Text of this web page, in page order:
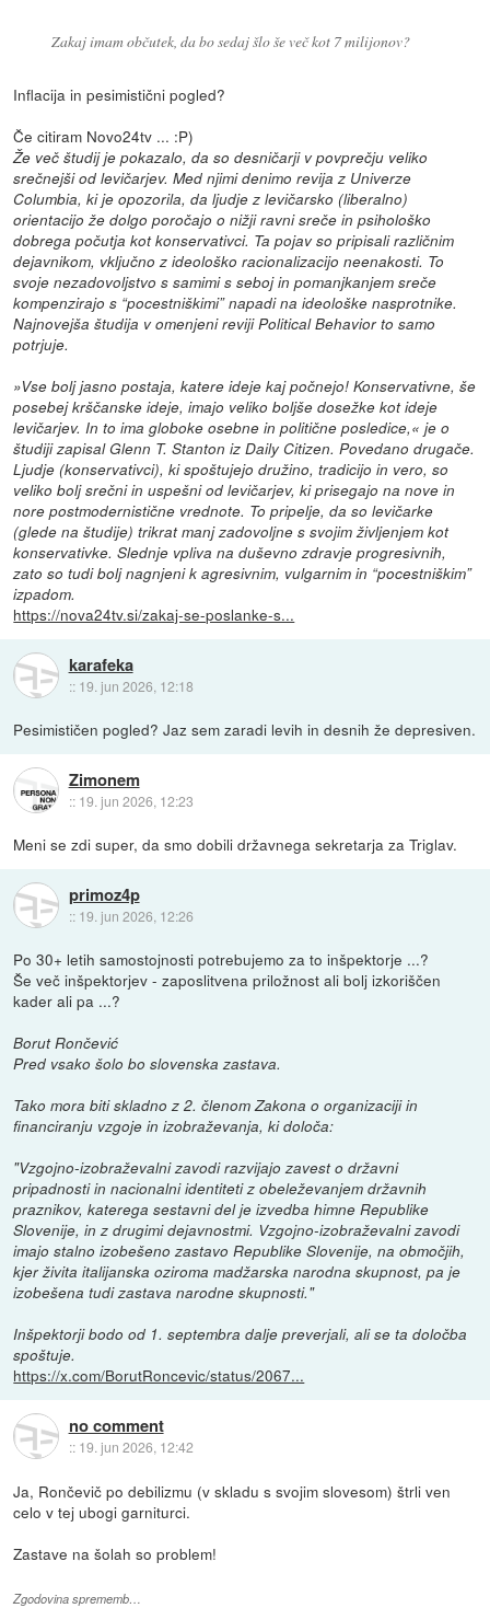
Zakaj imam občutek, da bo sedaj šlo še več kot 7 milijonov?
Inflacija in pesimistični pogled?
Če citiram Novo24tv ... :P)
Že več študij je pokazalo, da so desničarji v povprečju veliko
srečnejši od levičarjev. Med njimi denimo revija z Univerze
Columbia, ki je opozorila, da ljudje z levičarsko (liberalno)
orientacijo že dolgo poročajo o nižji ravni sreče in psihološko
dobrega počutja kot konservativci. Ta pojav so pripisali različnim
dejavnikom, vključno z ideološko racionalizacijo neenakosti. To
svoje nezadovoljstvo s samimi s seboj in pomanjkanjem sreče
kompenzirajo s “pocestniškimi” napadi na ideološke nasprotnike.
Najnovejša študija v omenjeni reviji Political Behavior to samo
potrjuje.
»Vse bolj jasno postaja, katere ideje kaj počnejo! Konservativne, še
posebej krščanske ideje, imajo veliko boljše dosežke kot ideje
levičarjev. In to ima globoke osebne in politične posledice,« je o
študiji zapisal Glenn T. Stanton iz Daily Citizen. Povedano drugače.
Ljudje (konservativci), ki spoštujejo družino, tradicijo in vero, so
veliko bolj srečni in uspešni od levičarjev, ki prisegajo na nove in
nore postmodernistične vrednote. To pripelje, da so levičarke
(glede na študije) trikrat manj zadovoljne s svojim življenjem kot
konservativke. Slednje vpliva na duševno zdravje progresivnih,
zato so tudi bolj nagnjeni k agresivnim, vulgarnim in “pocestniškim”
izpadom.
https://nova24tv.si/zakaj-se-poslanke-s...
karafeka
:: 19. jun 2026, 12:18
Pesimističen pogled? Jaz sem zaradi levih in desnih že depresiven.
Zimonem
:: 19. jun 2026, 12:23
Meni se zdi super, da smo dobili državnega sekretarja za Triglav.
primoz4p
:: 19. jun 2026, 12:26
Po 30+ letih samostojnosti potrebujemo za to inšpektorje ...?
Še več inšpektorjev - zaposlitvena priložnost ali bolj izkoriščen
kader ali pa ...?
Borut Rončević
Pred vsako šolo bo slovenska zastava.
Tako mora biti skladno z 2. členom Zakona o organizaciji in
financiranju vzgoje in izobraževanja, ki določa:
"Vzgojno-izobraževalni zavodi razvijajo zavest o državni
pripadnosti in nacionalni identiteti z obeleževanjem državnih
praznikov, katerega sestavni del je izvedba himne Republike
Slovenije, in z drugimi dejavnostmi. Vzgojno-izobraževalni zavodi
imajo stalno izobešeno zastavo Republike Slovenije, na območjih,
kjer živita italijanska oziroma madžarska narodna skupnost, pa je
izobešena tudi zastava narodne skupnosti."
Inšpektorji bodo od 1. septembra dalje preverjali, ali se ta določba
spoštuje.
https://x.com/BorutRoncevic/status/2067...
no comment
:: 19. jun 2026, 12:42
Ja, Rončevič po debilizmu (v skladu s svojim slovesom) štrli ven
celo v tej ubogi garniturci.
Zastave na šolah so problem!
Zgodovina sprememb…